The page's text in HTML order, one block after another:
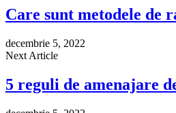
Care sunt metodele de
decembrie 5, 2022
Next Article
5 reguli de amenajare